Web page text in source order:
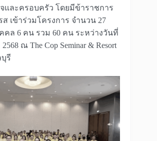
และครอบครัว โดยมีข้าราชการ
เข้าร่วมโครงการ จำนวน 27
คล 6 คน รวม 60 คน ระหว่างวันที่
ณ The Cop Seminar & Resort
รี